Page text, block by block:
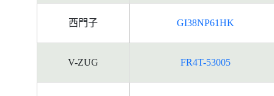
西門子 GI38NP61HK
V-ZUG FR4T-53005